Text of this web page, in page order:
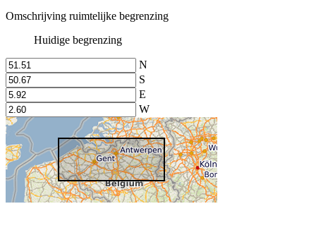
Omschrijving ruimtelijke begrenzing
Huidige begrenzing
N
S
E
W